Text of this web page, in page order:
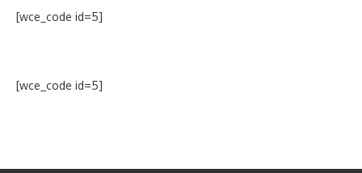
[wce_code id=5]
[wce_code id=5]